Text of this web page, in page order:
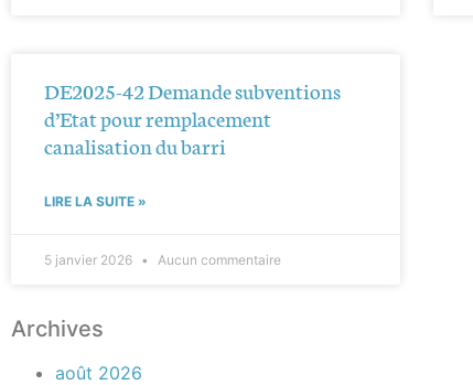
DE2025-42 Demande subventions
d’Etat pour remplacement
canalisation du barri
LIRE LA SUITE »
5 janvier 2026 Aucun commentaire
Archives
août 2026